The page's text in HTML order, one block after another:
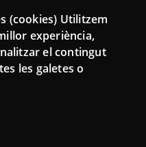
(cookies) Utilitzem
experiència,
el contingut
les galetes o